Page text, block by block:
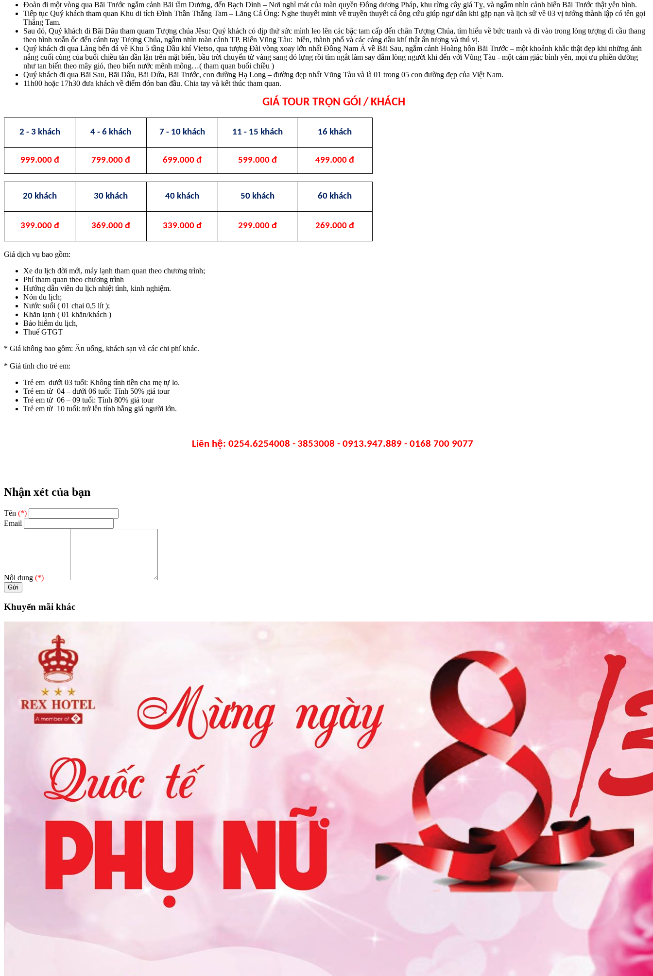
Đoàn đi một vòng qua Bãi Trước ngắm cảnh Bãi tầm Dương, đến Bạch Dinh – Nơi nghỉ mát của toàn quyền Đông dương Pháp, khu rừng cây giá Tỵ, và ngắm nhìn cảnh biển Bãi Trước thật yên bình.
Tiếp tục Quý khách tham quan Khu di tích Đình Thần Thắng Tam – Lăng Cá Ông: Nghe thuyết minh về truyền thuyết cá ông cứu giúp ngư dân khi gặp nạn và lịch sử về 03 vị tướng thành lập có tên gọi
Thắng Tam.
Sau đó, Quý khách đi Bãi Dâu tham quam Tượng chúa Jêsu: Quý khách có dịp thử sức mình leo lên các bậc tam cấp đến chân Tượng Chúa, tìm hiểu về bức tranh và đi vào trong lòng tượng đi cầu thang
theo hình xoắn ốc đến cánh tay Tượng Chúa, ngắm nhìn toàn cảnh TP. Biển Vũng Tàu: biền, thành phố và các cảng dầu khí thật ấn tượng và thú vị.
Quý khách đi qua Làng bến đá về Khu 5 tầng Dầu khí Vietso, qua tượng Đài vòng xoay lớn nhất Đông Nam Á về Bãi Sau, ngắm cảnh Hoàng hôn Bãi Trước – một khoảnh khắc thật đẹp khi những ánh
nắng cuối cùng của buổi chiều tàn dần lặn trên mặt biển, bầu trời chuyển từ vàng sang đỏ lựng rồi tím ngắt làm say đắm lòng người khi đến với Vũng Tàu - một cảm giác bình yên, mọi ưu phiền dường
như tan biến theo mây gió, theo biển nước mênh mông…( tham quan buổi chiều )
Quý khách đi qua Bãi Sau, Bãi Dâu, Bãi Dứa, Bãi Trước, con đường Hạ Long – đường đẹp nhất Vũng Tàu và là 01 trong 05 con đường đẹp của Việt Nam.
11h00 hoặc 17h30 đưa khách về điểm đón ban đầu. Chia tay và kết thúc tham quan.
GIÁ TOUR TRỌN GÓI / KHÁCH
2 - 3 khách 4 - 6 khách 7 - 10 khách 11 - 15 khách 16 khách
999.000 đ 799.000 đ 699.000 đ 599.000 đ 499.000 đ
20 khách 30 khách 40 khách 50 khách 60 khách
399.000 đ 369.000 đ 339.000 đ 299.000 đ 269.000 đ
Giá dịch vụ bao gồm:
Xe du lịch đời mới, máy lạnh tham quan theo chương trình;
Phí tham quan theo chương trình
Hướng dẫn viên du lịch nhiệt tình, kinh nghiệm.
Nón du lịch;
Nước suối ( 01 chai 0,5 lít );
Khăn lạnh ( 01 khăn/khách )
Bảo hiểm du lịch,
Thuế GTGT
* Giá không bao gồm: Ăn uống, khách sạn và các chi phí khác.
* Giá tính cho trẻ em:
Trẻ em dưới 03 tuổi: Không tính tiền cha mẹ tự lo.
Trẻ em từ 04 – dưới 06 tuổi: Tính 50% giá tour
Trẻ em từ 06 – 09 tuổi: Tính 80% giá tour
Trẻ em từ 10 tuổi: trở lên tính bằng giá người lớn.
Liên hệ: 0254.6254008 - 3853008 - 0913.947.889- 0168 700 9077
Nhận xét của bạn
Tên (*)
Email
Nội dung (*)
Khuyến mãi khác